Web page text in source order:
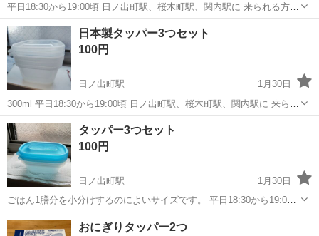
平日18:30から19:00頃 日ノ出町駅、桜木町駅、関内駅に 来られる方
ご連絡お待ちしております。 他の地域でも 対応できるところもありま
す。 ご相談ください。
神奈川 横浜市 日ノ出町駅 タッパー
日本製タッパー3つセット
100円
日ノ出町駅
1月30日
300ml 平日18:30から19:00頃 日ノ出町駅、桜木町駅、関内駅に 来られ
る方 ご連絡お待ちしております。 他の地域でも 対応できるところも
あります。 ご相談ください。
神奈川 横浜市 日ノ出町駅 食器
タッパー3つセット
100円
日ノ出町駅
1月30日
ごはん1膳分を小分けするのによいサイズです。 平日18:30から19:00
頃 日ノ出町駅、桜木町駅、関内駅に 来られる方 ご連絡お待ちしてお
ります。 他の地域でも 対応できるところもあります。 ご相談くださ
神奈川 横浜市 日ノ出町駅
おにぎりタッパー2つ